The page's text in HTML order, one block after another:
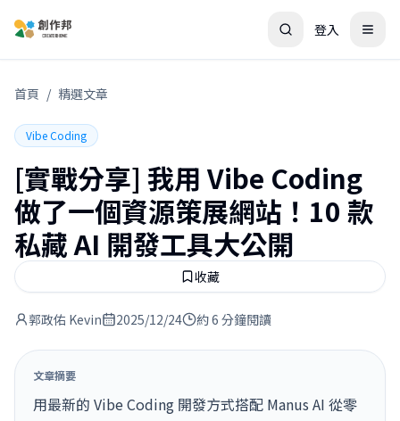
登入
首頁 / 精選文章
Vibe Coding
[實戰分享] 我用 Vibe Coding
做了一個資源策展網站！10 款
私藏 AI 開發工具大公開
收藏
郭政佑 Kevin 2025/12/24 約 6 分鐘閱讀
文章摘要
用最新的 Vibe Coding 開發方式搭配 Manus AI 從零